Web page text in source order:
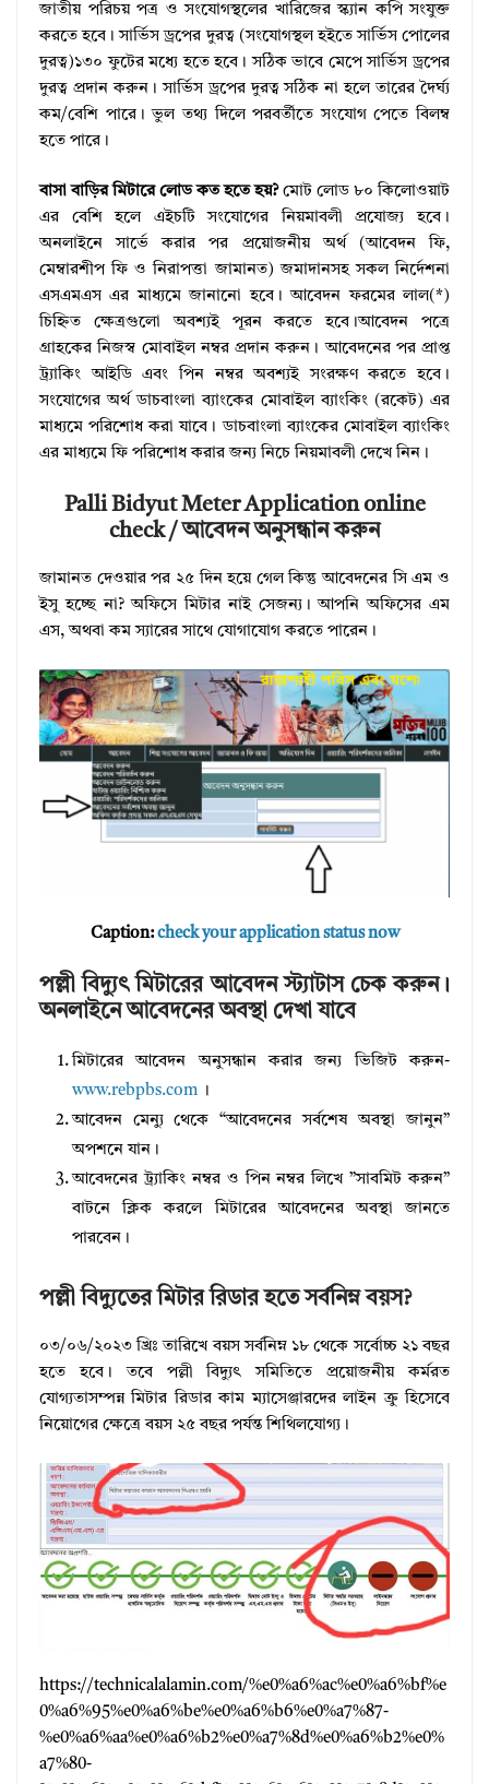
জাতীয় পরিচয় পত্র ও সংযোগস্থলের খারিজের স্ক্যান কপি সংযুক্ত
করতে হবে। সার্ভিস ড্রপের দুরত্ব (সংযোগস্থল হইতে সার্ভিস পোলের
দুরত্ব)১৩০ ফুটের মধ্যে হতে হবে। সঠিক ভাবে মেপে সার্ভিস ড্রপের
দুরত্ব প্রদান করুন। সার্ভিস ড্রপের দুরত্ব সঠিক না হলে তারের দৈর্ঘ্য
কম/বেশি পারে। ভুল তথ্য দিলে পরবর্তীতে সংযোগ পেতে বিলম্ব
হতে পারে।
বাসা বাড়ির মিটারে লোড কত হতে হয়?মোট লোড ৮০ কিলোওয়াট
এর বেশি হলে এইচটি সংযোগের নিয়মাবলী প্রযোজ্য হবে।
অনলাইনে সার্ভে করার পর প্রয়োজনীয় অর্থ (আবেদন ফি,
মেম্বারশীপ ফি ও নিরাপত্তা জামানত) জমাদানসহ সকল নির্দেশনা
এসএমএস এর মাধ্যমে জানানো হবে। আবেদন ফরমের লাল(*)
চিহ্নিত ক্ষেত্রগুলো অবশ্যই পূরন করতে হবে।আবেদন পত্রে
গ্রাহকের নিজস্ব মোবাইল নম্বর প্রদান করুন। আবেদনের পর প্রাপ্ত
ট্র্যাকিং আইডি এবং পিন নম্বর অবশ্যই সংরক্ষণ করতে হবে।
সংযোগের অর্থ ডাচবাংলা ব্যাংকের মোবাইল ব্যাংকিং (রকেট) এর
মাধ্যমে পরিশোধ করা যাবে। ডাচবাংলা ব্যাংকের মোবাইল ব্যাংকিং
এর মাধ্যমে ফি পরিশোধ করার জন্য নিচে নিয়মাবলী দেখে নিন।
Palli Bidyut Meter Application online
check / আবেদন অনুসন্ধান করুন
জামানত দেওয়ার পর ২৫ দিন হয়ে গেল কিন্তু আবেদনের সি এম ও
ইসু হচ্ছে না? অফিসে মিটার নাই সেজন্য। আপনি অফিসের এম
এস, অথবা কম স্যারের সাথে যোগাযোগ করতে পারেন।
Caption:check your application status now
পল্লী বিদ্যুৎ মিটারের আবেদন স্ট্যাটাস চেক করুন।
অনলাইনে আবেদনের অবস্থা দেখা যাবে
মিটারের আবেদন অনুসন্ধান করার জন্য ভিজিট করুন-
www.rebpbs.com ।
আবেদন মেন্যু থেকে “আবেদনের সর্বশেষ অবস্থা জানুন”
অপশনে যান।
আবেদনের ট্র্যাকিং নম্বর ও পিন নম্বর লিখে ”সাবমিট করুন”
বাটনে ক্লিক করলে মিটারের আবেদনের অবস্থা জানতে
পারবেন।
পল্লী বিদ্যুতের মিটার রিডার হতে সর্বনিম্ন বয়স?
০৩/০৬/২০২৩ খ্রিঃ তারিখে বয়স সর্বনিম্ন ১৮ থেকে সর্বোচ্চ ২১ বছর
হতে হবে। তবে পল্লী বিদ্যুৎ সমিতিতে প্রয়োজনীয় কর্মরত
যোগ্যতাসম্পন্ন মিটার রিডার কাম ম্যাসেঞ্জারদের লাইন ক্রু হিসেবে
নিয়োগের ক্ষেত্রে বয়স ২৫ বছর পর্যন্ত শিথিলযোগ্য।
https://technicalalamin.com/%e0%a6%ac%e0%a6%bf%e
0%a6%95%e0%a6%be%e0%a6%b6%e0%a7%87-
%e0%a6%aa%e0%a6%b2%e0%a7%8d%e0%a6%b2%e0%
a7%80-